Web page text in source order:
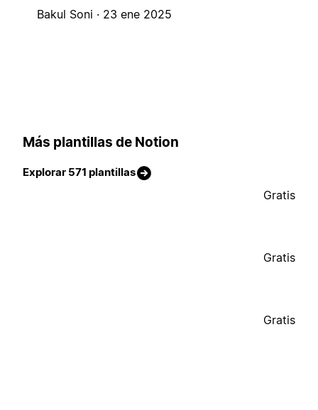
Bakul Soni · 23 ene 2025
Más plantillas de Notion
Explorar 571 plantillas
Gratis
Gratis
Gratis